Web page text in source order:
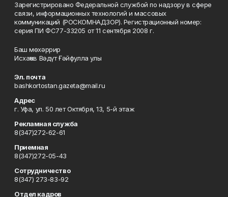
Зарегистрировано Федеральной службой по надзору в сфере
связи, информационных технологий и массовых
коммуникаций (РОСКОМНАДЗОР). Регистрационный номер:
серия ПИ ФС77-33205 от 11 сентября 2008 г.
Баш мөхәррир
Исхаҡов Вәдүт Ғәйфулла улы
Эл. почта
bashkortostan.gazeta@mail.ru
Адрес
г. Уфа, ул. 50 лет Октября, 13, 5-й этаж
Рекламная служба
8(347)272-62-61
Приемная
8(347)272-05-43
Сотрудничество
8(347) 273-83-92
Отдел кадров